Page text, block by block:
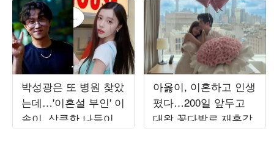
박성광은 또 병원 찾았
는데…'이혼설 부인' 이
솔이, 상큼한 나들이
인증
아옳이, 이혼하고 인생
폈다…200일 앞두고
대왕 꽃다발로 재혼각